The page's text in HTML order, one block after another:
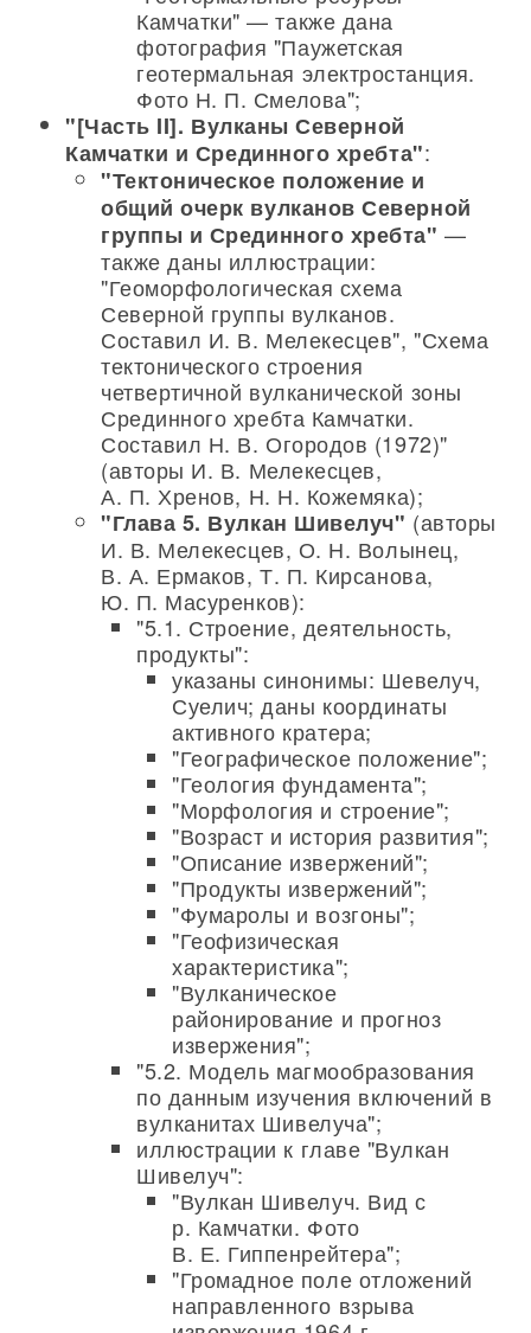
Камчатки" — также дана
фотография "Паужетская
геотермальная электростанция.
Фото Н. П. Смелова";
"[Часть II]. Вулканы Северной
Камчатки и Срединного хребта":
"Тектоническое положение и
общий очерк вулканов Северной
группы и Срединного хребта" —
также даны иллюстрации:
"Геоморфологическая схема
Северной группы вулканов.
Составил И. В. Мелекесцев", "Схема
тектонического строения
четвертичной вулканической зоны
Срединного хребта Камчатки.
Составил Н. В. Огородов (1972)"
(авторы И. В. Мелекесцев,
А. П. Хренов, Н. Н. Кожемяка);
"Глава 5. Вулкан Шивелуч" (авторы
И. В. Мелекесцев, О. Н. Волынец,
В. А. Ермаков, Т. П. Кирсанова,
Ю. П. Масуренков):
"5.1. Строение, деятельность,
продукты":
указаны синонимы: Шевелуч,
Суелич; даны координаты
активного кратера;
"Географическое положение";
"Геология фундамента";
"Морфология и строение";
"Возраст и история развития";
"Описание извержений";
"Продукты извержений";
"Фумаролы и возгоны";
"Геофизическая
характеристика";
"Вулканическое
районирование и прогноз
извержения";
"5.2. Модель магмообразования
по данным изучения включений в
вулканитах Шивелуча";
иллюстрации к главе "Вулкан
Шивелуч":
"Вулкан Шивелуч. Вид с
р. Камчатки. Фото
В. Е. Гиппенрейтера";
"Громадное поле отложений
направленного взрыва